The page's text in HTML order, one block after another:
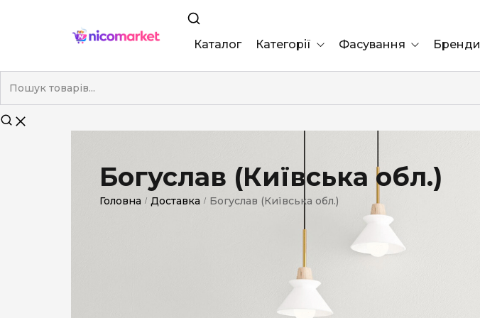
Каталог Категорії
Nano
Без фільтра
Смакові (капсула)
Фасування Бренди
Marshall
Богуслав (Київська обл.)
Головна / Доставка / Богуслав (Київська обл.)